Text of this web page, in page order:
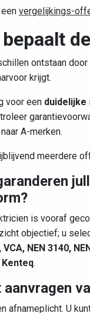
vergelijkings-
bepaalt
ontstaan
krijgt.
voor een duidelijke
naar A-merken.
meerdere
is vooraf
objectief; u
VCA, NEN 3140,
Kenteq.
aanvragen
afnameplicht. U